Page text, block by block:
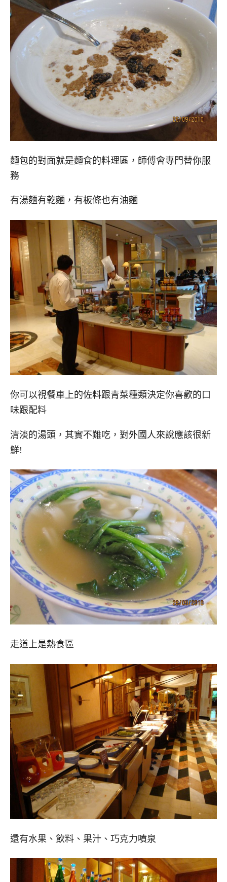
麵包的對面就是麵食的料理區，師傅會專門替你服
務
有湯麵有乾麵，有板條也有油麵
你可以視餐車上的佐料跟青菜種類決定你喜歡的口
味跟配料
清淡的湯頭，其實不難吃，對外國人來說應該很新
鮮!
走道上是熱食區
還有水果、飲料、果汁、巧克力噴泉